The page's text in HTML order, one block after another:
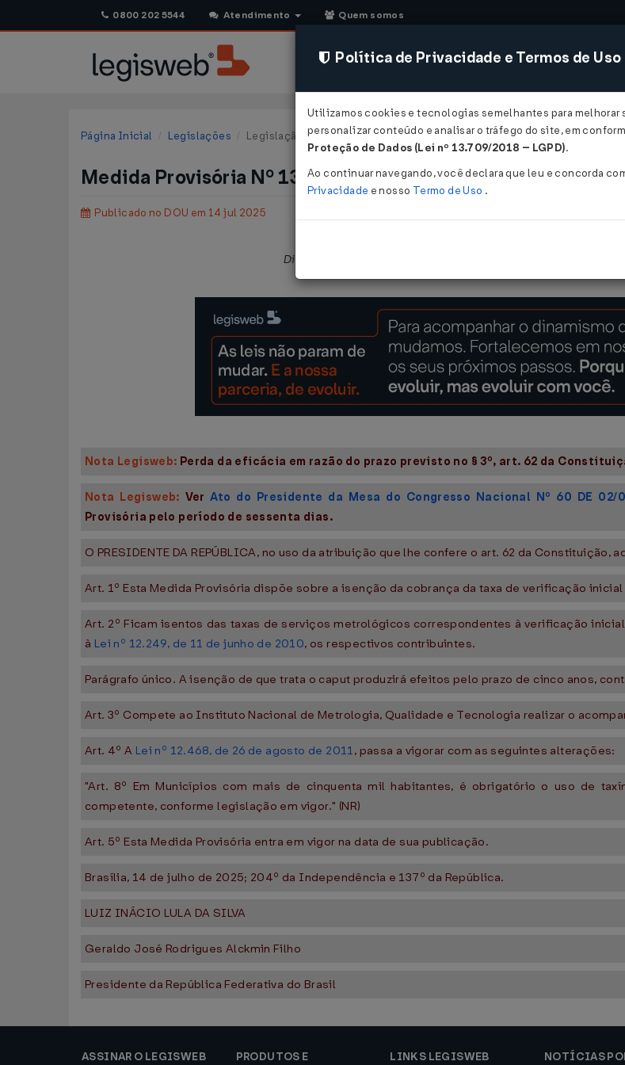
0800 202 5544 Atendimento Quem somos
CONSULTORIA SISTEMAS
Página Inicial Legislações Legislação Federal
Medida Provisória Nº 1305 DE 14/07/2025
Publicado no DOU em 14 jul 2025
Dispõe sobre a isenção da cobrança da taxa de verificação
Nota Legisweb: Perda da eficácia em razão do prazo previsto no § 3º, art. 62 da
Nota Legisweb: VerAto do Presidente da Mesa do Congresso Nacional Nº 60 DE 02/
Provisória pelo período de sessenta dias.
O PRESIDENTE DA REPÚBLICA, no uso da atribuição que lhe confere o art. 62 da
Art. 1º Esta Medida Provisória dispõe sobre a isenção da cobrança da taxa de verificação
Art. 2º Ficam isentos das taxas de serviços metrológicos correspondentes à verificação
à Lei nº 12.249, de 11 de junho de 2010, os respectivos contribuintes.
Parágrafo único. A isenção de que trata o caput produzirá efeitos pelo prazo de cinco anos,
Art. 3º Compete ao Instituto Nacional de Metrologia, Qualidade e Tecnologia realizar o
Art. 4º A Lei nº 12.468, de 26 de agosto de 2011, passa a vigorar com as seguintes alterações:
"Art. 8º Em Municípios com mais de cinquenta mil habitantes, é obrigatório o uso de
competente, conforme legislação em vigor." (NR)
Art. 5º Esta Medida Provisória entra em vigor na data de sua publicação.
Brasília, 14 de julho de 2025; 204º da Independência e 137º da República.
LUIZ INÁCIO LULA DA SILVA
Geraldo José Rodrigues Alckmin Filho
Presidente da República Federativa do Brasil
ASSINAR O LEGISWEB PRODUTOS E LINKS LEGISWEB NOTÍCIAS
Política de Privacidade e Termos de Uso
Utilizamos cookies e tecnologias semelhantes para melhorar
personalizar conteúdo e analisar o tráfego do site, em
Proteção de Dados (Lei nº 13.709/2018 – LGPD).
Ao continuar navegando, você declara que leu e concorda
Privacidade e nosso Termo de Uso .